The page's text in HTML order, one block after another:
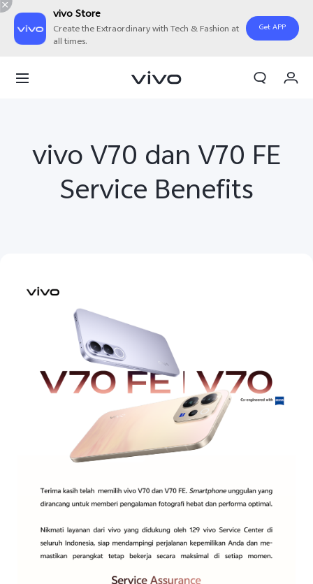
vivo Store
Create the Extraordinary with Tech & Fashion at
all times.
Get APP
Indonesia | Pilih negara/wilayah
Akun Saya
vivo V70 dan V70 FE
Service Benefits